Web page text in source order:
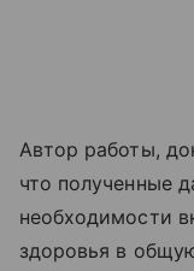
Автор работы,
что полученные
необходимости
здоровья в